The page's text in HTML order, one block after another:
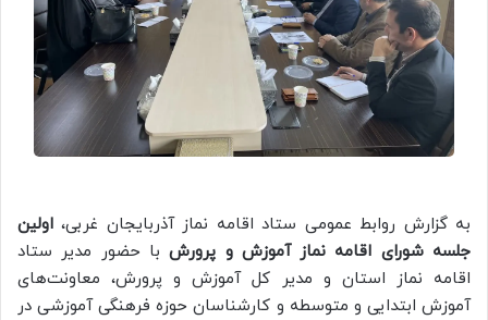
به گزارش روابط عمومی ستاد اقامه نماز آذربایجان غربی، اولین
جلسه شورای اقامه نماز آموزش و پرورشبا حضور مدیر ستاد
اقامه نماز استان و مدیر کل آموزش و پرورش، معاونت‌های
آموزش ابتدایی و متوسطه و کارشناسان حوزه فرهنگی آموزشی در